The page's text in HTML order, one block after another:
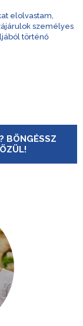
elolvastam,
személyes
történő
BÖNGÉSSZ